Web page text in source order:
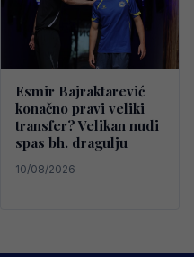
Esmir Bajraktarević
konačno pravi veliki
transfer? Velikan nudi
spas bh. dragulju
10/08/2026